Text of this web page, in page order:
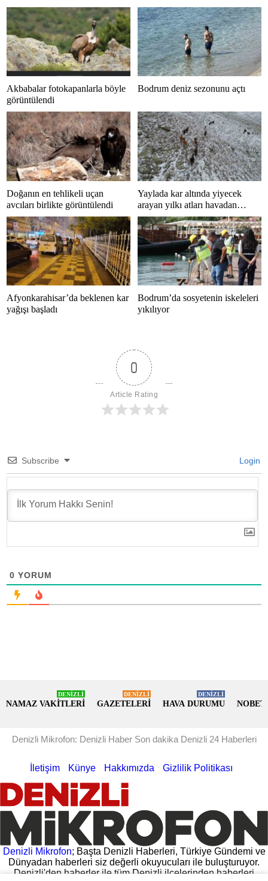
Akbabalar fotokapanlarla böyle
görüntülendi
Bodrum deniz sezonunu açtı
Doğanın en tehlikeli uçan
avcıları birlikte görüntülendi
Yaylada kar altında yiyecek
arayan yılkı atları havadan
görüntülendi
Afyonkarahisar’da beklenen kar
yağışı başladı
Bodrum’da sosyetenin iskeleleri
yıkılıyor
0
Article Rating
Subscribe Login
0 YORUM
NAMAZ VAKİTLERİ
DENİZLİ
GAZETELERİ
DENİZLİ
HAVA DURUMU
DENİZLİ
Denizli Mikrofon: Denizli Haber Son dakika Denizli 24 Haberleri
İletişim Künye Hakkımızda Gizlilik Politikası
Denizli Mikrofon; Başta Denizli Haberleri, Türkiye Gündemi ve
Dünyadan haberleri siz değerli okuyucuları ile buluşturuyor.
Denizli'den haberler ile tüm Denizli ilçelerinden haberleri